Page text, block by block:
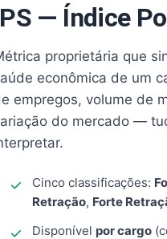
— Índice
proprietária que
econômica de um
empregos, volume de
do mercado —
Cinco classificações:
Retração, Forte
Disponível por cargo